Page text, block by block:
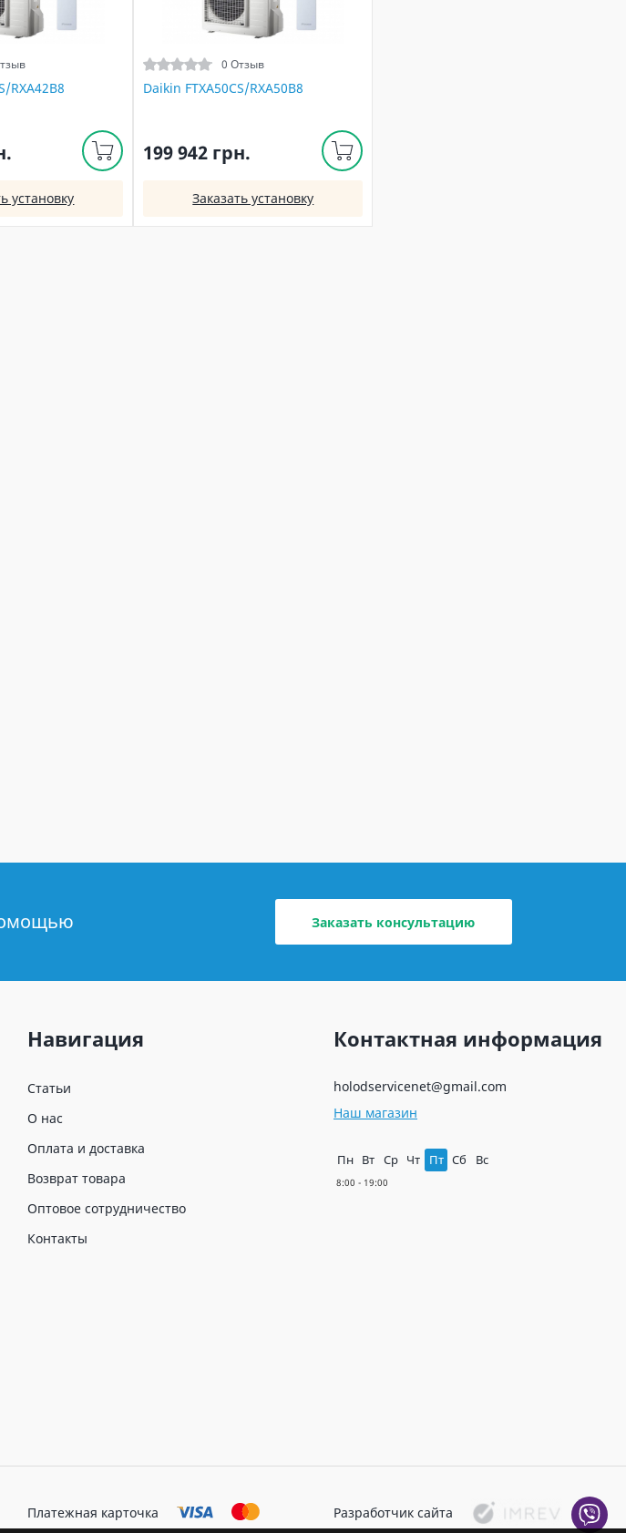
RXA42B8
установку
0 Отзыв
Daikin FTXA50CS/RXA50B8
199 942 грн.
Заказать установку
Заказать консультацию
Навигация
Статьи
О нас
Оплата и доставка
Возврат товара
Оптовое сотрудничество
Контакты
Контактная информация
holodservicenet@gmail.com
Наш магазин
Пн Вт Ср Чт Пт Сб Вс
Платежная карточка Разработчик сайта